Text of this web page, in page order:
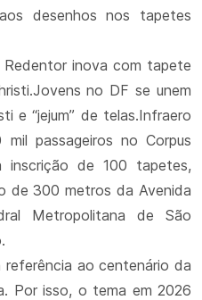
desenhos nos tapetes
Redentor inova com tapete
no DF se unem
e “jejum” de telas.Infraero
passageiros no Corpus
inscrição de 100 tapetes,
de 300 metros da Avenida
Metropolitana de São
ao centenário da
Por isso, o tema em 2026